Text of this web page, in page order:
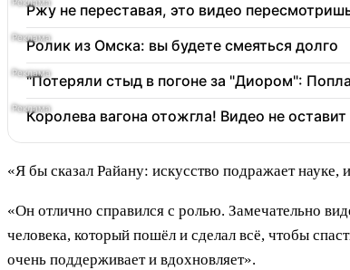
Ржу не переставая, это видео
Ролик из Омска: вы будете смеяться долго
"Потеряли стыд в погоне за "Диором":
Королева вагона отожгла! Видео не
«Я бы сказал Райану: искусство подражает
«Он отлично справился с ролью. Замечательно
человека, который пошёл и сделал всё, чтобы
очень поддерживает и вдохновляет».